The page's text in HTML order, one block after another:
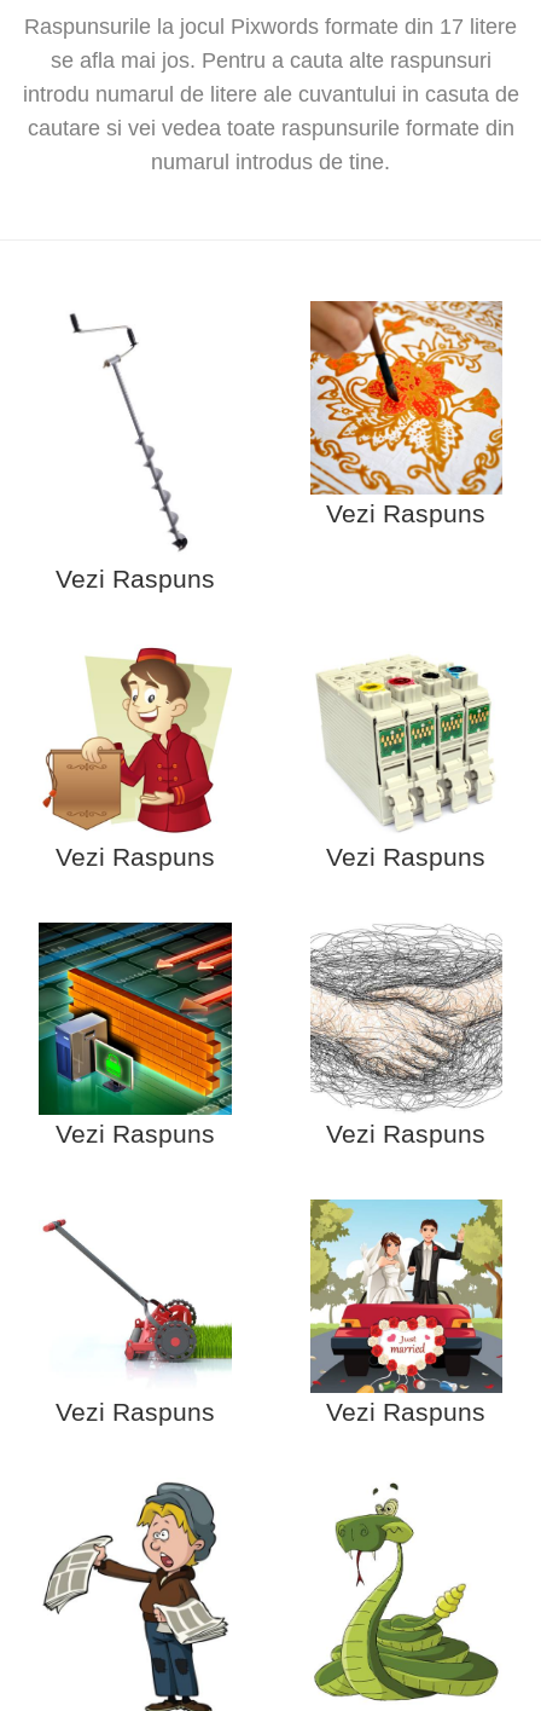
Raspunsurile la jocul Pixwords formate din 17 litere
se afla mai jos. Pentru a cauta alte raspunsuri
introdu numarul de litere ale cuvantului in casuta de
cautare si vei vedea toate raspunsurile formate din
numarul introdus de tine.
Vezi Raspuns
Vezi Raspuns
Vezi Raspuns Vezi Raspuns
Vezi Raspuns Vezi Raspuns
Vezi Raspuns Vezi Raspuns